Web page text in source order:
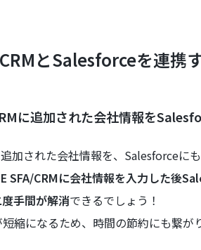
とSalesforceを連携
に追加された会社情報を
追加された会社情報を、Salesforceに
SFA/CRMに会社情報を入力した後
手間が解消できるでしょう！
縮になるため、時間の節約にも繋が